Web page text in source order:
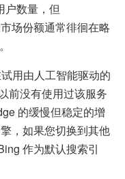
户数量，但
场份额通常徘徊在略
用由人工智能驱动的
前没有使用过该服务
的缓慢但稳定的增
，如果您切换到其他
作为默认搜索引